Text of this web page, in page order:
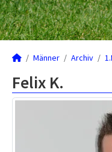
Männer Archiv
Felix K.